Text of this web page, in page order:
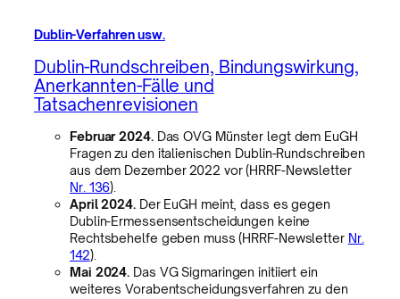
Dublin-Verfahren usw.
Dublin-Rundschreiben, Bindungswirkung,
Anerkannten-Fälle und
Tatsachenrevisionen
Februar 2024.Das OVG Münster legt dem EuGH
Fragen zu den italienischen Dublin-Rundschreiben
aus dem Dezember 2022 vor (HRRF-Newsletter
Nr. 136).
April 2024.Der EuGH meint, dass es gegen
Dublin-Ermessensentscheidungen keine
Rechtsbehelfe geben muss (HRRF-Newsletter Nr.
142).
Mai 2024. Das VG Sigmaringen initiiert ein
weiteres Vorabentscheidungsverfahren zu den